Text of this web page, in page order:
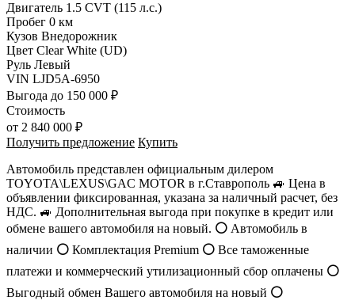
Двигатель 1.5 CVT (115 л.с.)
Пробег 0 км
Кузов Внедорожник
Цвет Clear White (UD)
Руль Левый
VIN LJD5A-6950
Выгода до 150 000 ₽
Стоимость
от 2 840 000 ₽
Получить предложение Купить
Автомобиль представлен официальным дилером
TOYOTA\LEXUS\GAC MOTOR в г.Ставрополь 🚙 Цена в
объявлении фиксированная, указана за наличный расчет, без
НДС. 🚙 Дополнительная выгода при покупке в кредит или
обмене вашего автомобиля на новый. ⚪️ Автомобиль в
наличии ⚪️ Комплектация Premium ⚪️ Все таможенные
платежи и коммерческий утилизационный сбор оплачены ⚪️
Выгодный обмен Вашего автомобиля на новый ⚪️